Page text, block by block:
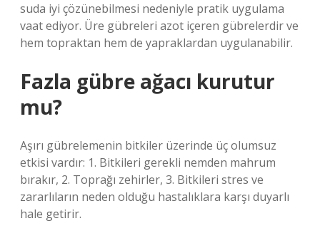
suda iyi çözünebilmesi nedeniyle pratik uygulama
vaat ediyor. Üre gübreleri azot içeren gübrelerdir ve
hem topraktan hem de yapraklardan uygulanabilir.
Fazla gübre ağacı kurutur
mu?
Aşırı gübrelemenin bitkiler üzerinde üç olumsuz
etkisi vardır: 1. Bitkileri gerekli nemden mahrum
bırakır, 2. Toprağı zehirler, 3. Bitkileri stres ve
zararlıların neden olduğu hastalıklara karşı duyarlı
hale getirir.